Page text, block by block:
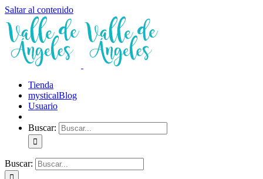
Saltar al contenido
Tienda
mysticalBlog
Usuario
Buscar:
Buscar: